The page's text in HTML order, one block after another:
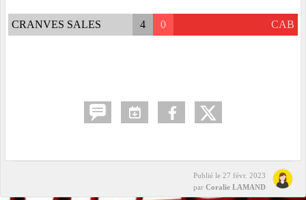
CRANVES SALES 4 0 CAB
Publié le 27 févr. 2023
par Coralie LAMAND